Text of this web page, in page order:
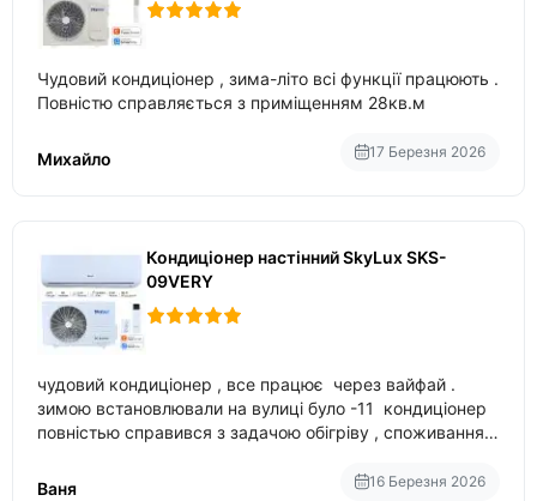
Чудовий кондиціонер , зима-літо всі функції працюють .
Повністю справляється з приміщенням 28кв.м
Михайло 17 Березня 2026
Кондиціонер настінний SkyLux SKS-
09VERY
чудовий кондиціонер , все працює через вайфай .
зимою встановлювали на вулиці було -11 кондиціонер
повністью справився з задачою обігріву , споживання
температури
Ваня 16 Березня 2026